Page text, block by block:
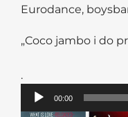
Eurodance,
„Coco jambo i do
.
Odtwarzacz
plików
00:00